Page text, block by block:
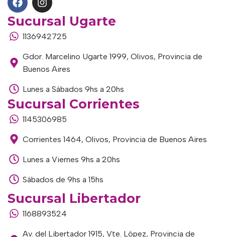
Sucursal Ugarte
1136942725
Gdor. Marcelino Ugarte 1999, Olivos, Provincia de
Buenos Aires
Lunes a Sábados 9hs a 20hs
Sucursal Corrientes
1145306985
Corrientes 1464, Olivos, Provincia de Buenos Aires
Lunes a Viernes 9hs a 20hs
Sábados de 9hs a 15hs
Sucursal Libertador
1168893524
Av. del Libertador 1915, Vte. López, Provincia de